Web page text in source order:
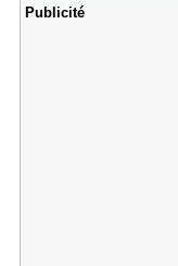
Publicité